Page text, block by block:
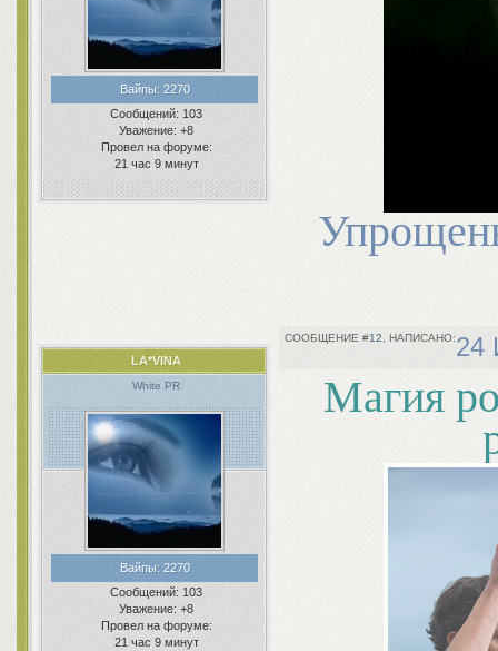
Вайпы:2270
Сообщений: 103
Уважение: +8
Провел на форуме:
21 час 9 минут
12 24
LA*VINA
White PR
Вайпы:2270
Сообщений: 103
Уважение: +8
Провел на форуме:
21 час 9 минут
Магия